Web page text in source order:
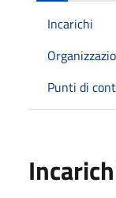
Incarichi
Punti di